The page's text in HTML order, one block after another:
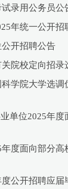
录用公务员公
年统一公开招
公开招聘公告
院校定向招录
学院大学选调
单位2025年度
度面向部分高
公开招聘应届